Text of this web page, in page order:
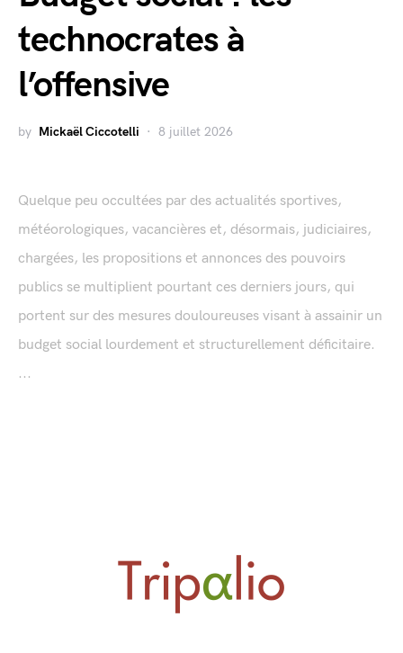
technocrates à
l’offensive
by Mickaël Ciccotelli 8 juillet 2026
Quelque peu occultées par des actualités sportives,
météorologiques, vacancières et, désormais, judiciaires,
chargées, les propositions et annonces des pouvoirs
publics se multiplient pourtant ces derniers jours, qui
portent sur des mesures douloureuses visant à assainir un
budget social lourdement et structurellement déficitaire.
...